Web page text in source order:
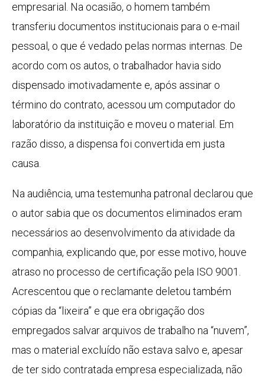
empresarial. Na ocasião, o homem também
transferiu documentos institucionais para o e-mail
pessoal, o que é vedado pelas normas internas. De
acordo com os autos, o trabalhador havia sido
dispensado imotivadamente e, após assinar o
término do contrato, acessou um computador do
laboratório da instituição e moveu o material. Em
razão disso, a dispensa foi convertida em justa
causa.
Na audiência, uma testemunha patronal declarou que
o autor sabia que os documentos eliminados eram
necessários ao desenvolvimento da atividade da
companhia, explicando que, por esse motivo, houve
atraso no processo de certificação pela ISO 9001.
Acrescentou que o reclamante deletou também
cópias da “lixeira” e que era obrigação dos
empregados salvar arquivos de trabalho na “nuvem”,
mas o material excluído não estava salvo e, apesar
de ter sido contratada empresa especializada, não